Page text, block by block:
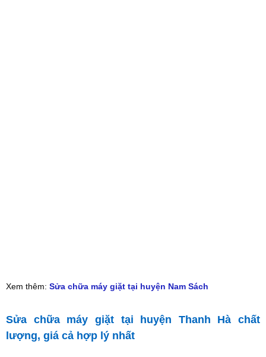
Xem thêm: Sửa chữa máy giặt tại huyện Nam Sách
Sửa chữa máy giặt tại huyện Thanh Hà chất
lượng, giá cả hợp lý nhất